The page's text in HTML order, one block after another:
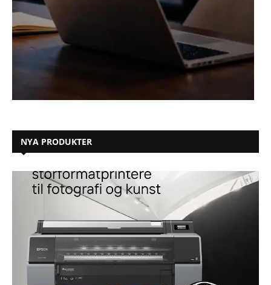
NYA PRODUKTER